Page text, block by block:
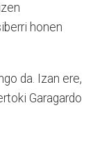
honen
da. Izan ere,
Garagardo